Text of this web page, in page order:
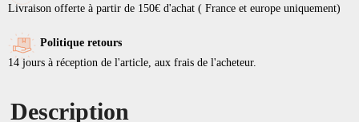
Livraison offerte à partir de 150€ d'achat ( France et europe uniquement)
Politique retours
14 jours à réception de l'article, aux frais de l'acheteur.
Description